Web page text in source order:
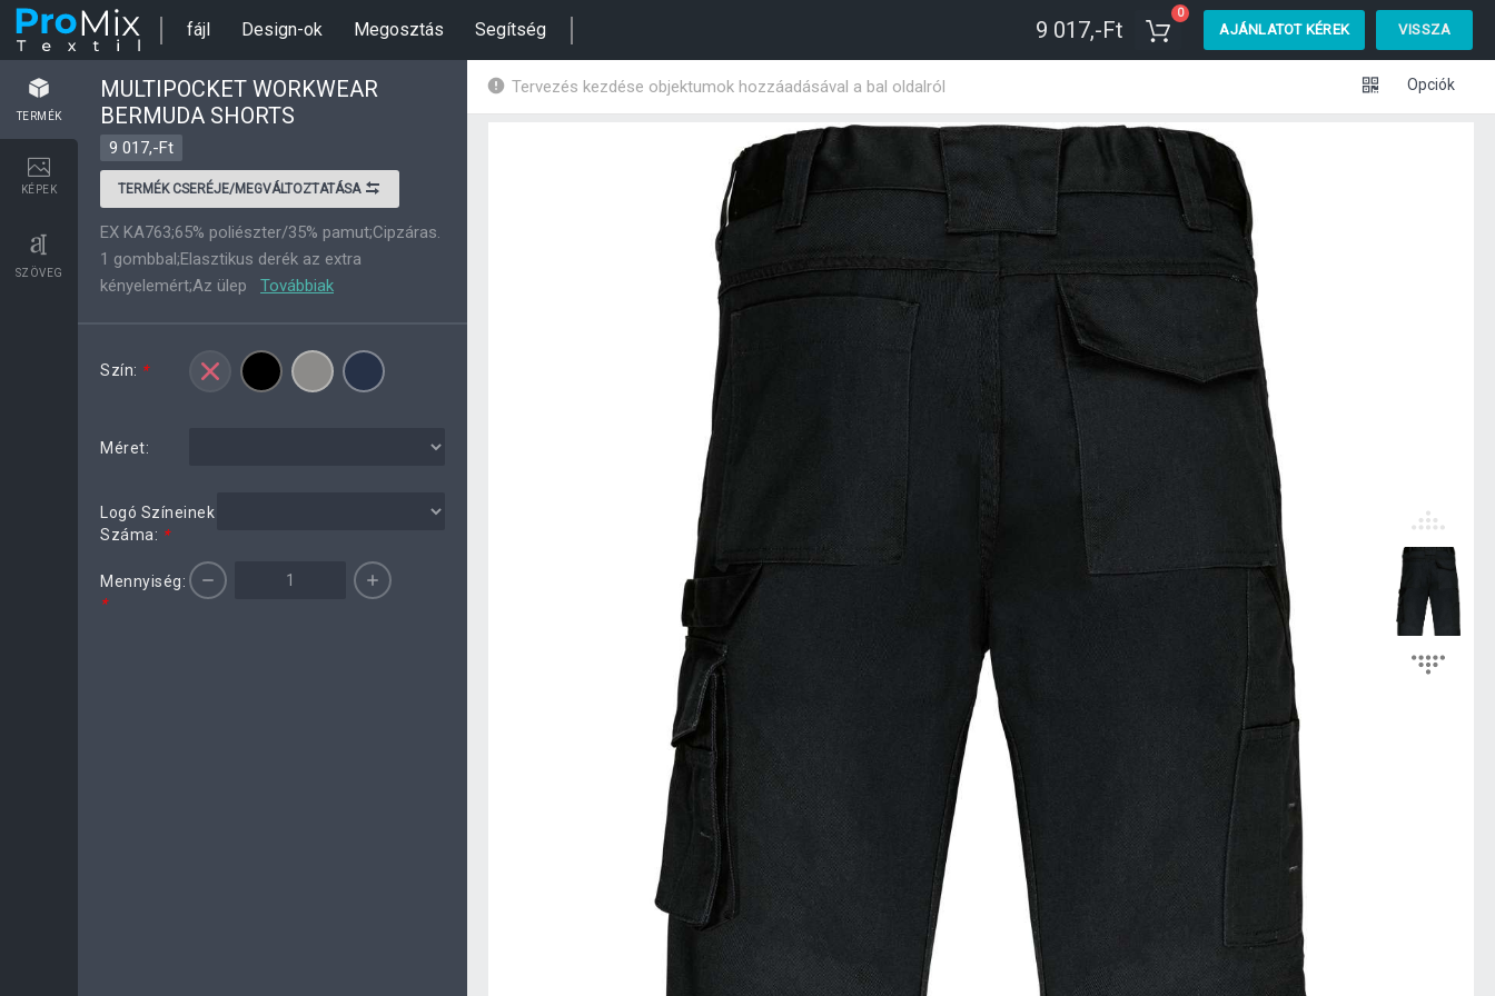
fájl Design-ok Megosztás Segítség 9 017,-Ft
0
AJÁNLATOT KÉREK VISSZA
TERMÉK
KÉPEK
SZÖVEG
MULTIPOCKET WORKWEAR
BERMUDA SHORTS
9 017,-Ft
TERMÉK CSERÉJE/MEGVÁLTOZTATÁSA
EX KA763;65% poliészter/35% pamut;Cipzáras.
1 gombbal;Elasztikus derék az extra
kényelemért;Az ülep
Továbbiak
Szín: *
Méret:
Logó Színeinek
Száma: *
Mennyiség:
*
Tervezés kezdése objektumok hozzáadásával a bal oldalról Opciók